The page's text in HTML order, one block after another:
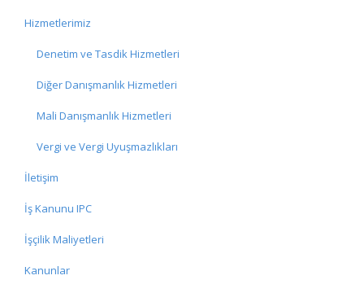
Hizmetlerimiz
Denetim ve Tasdik Hizmetleri
Diğer Danışmanlık Hizmetleri
Mali Danışmanlık Hizmetleri
Vergi ve Vergi Uyuşmazlıkları
İletişim
İş Kanunu IPC
İşçilik Maliyetleri
Kanunlar